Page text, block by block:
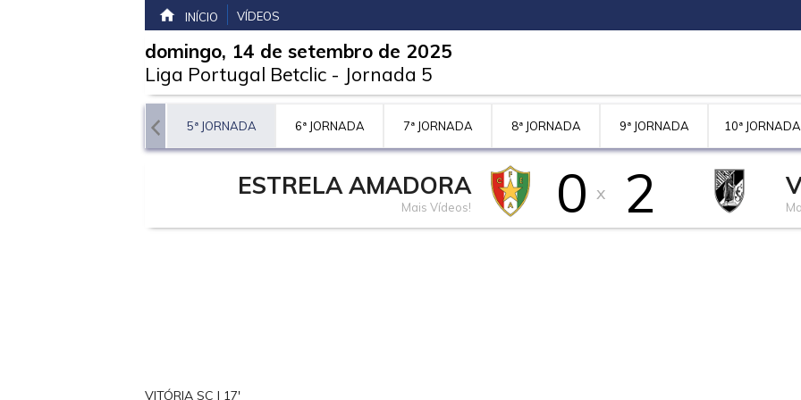
INÍCIO VÍDEOS
domingo, 14 de setembro de 2025
Liga Portugal Betclic - Jornada 5
5ª JORNADA 6ª JORNADA 7ª JORNADA 8ª JORNADA 9ª JORNADA 10ª JORNADA
ESTRELA AMADORA
Mais Vídeos! 0 x 2
VITÓRIA SC | 17'